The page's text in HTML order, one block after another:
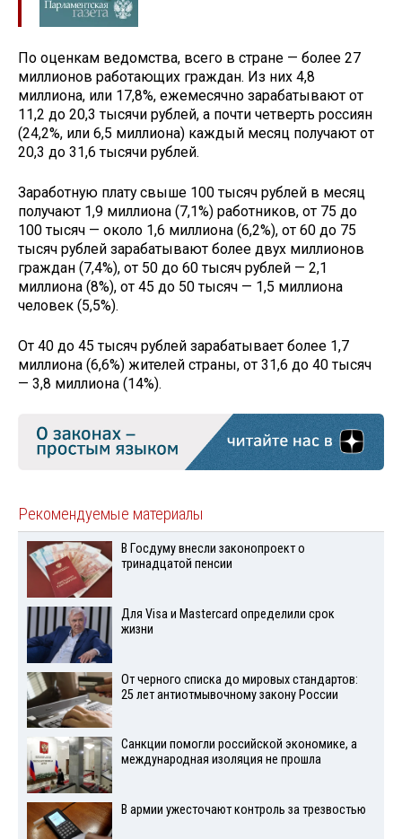
По оценкам ведомства, всего в стране — более 27
миллионов работающих граждан. Из них 4,8
миллиона, или 17,8%, ежемесячно зарабатывают от
11,2 до 20,3 тысячи рублей, а почти четверть россиян
(24,2%, или 6,5 миллиона) каждый месяц получают от
20,3 до 31,6 тысячи рублей.
Заработную плату свыше 100 тысяч рублей в месяц
получают 1,9 миллиона (7,1%) работников, от 75 до
100 тысяч — около 1,6 миллиона (6,2%), от 60 до 75
тысяч рублей зарабатывают более двух миллионов
граждан (7,4%), от 50 до 60 тысяч рублей — 2,1
миллиона (8%), от 45 до 50 тысяч — 1,5 миллиона
человек (5,5%).
От 40 до 45 тысяч рублей зарабатывает более 1,7
миллиона (6,6%) жителей страны, от 31,6 до 40 тысяч
— 3,8 миллиона (14%).
Рекомендуемые материалы
В Госдуму внесли законопроект о
тринадцатой пенсии
Для Visа и Mastercard определили срок
жизни
От черного списка до мировых стандартов:
25 лет антиотмывочному закону России
Санкции помогли российской экономике, а
международная изоляция не прошла
В армии ужесточают контроль за трезвостью